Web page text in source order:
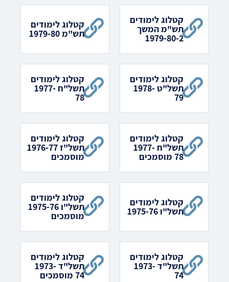
קטלוג לימודים
תש"מ המשך
1979-80-2
קטלוג לימודים
תש"מ 1979-80
קטלוג לימודים
תשל"ט 1978-
79
קטלוג לימודים
תשל"ח 1977-
78
קטלוג לימודים
תשל"ח 1977-
78 מוסמכים
קטלוג לימודים
תשל"ז 1976-77
מוסמכים
קטלוג לימודים
תשל"ו 1975-76
קטלוג לימודים
תשל"ו 1975-76
מוסמכים
קטלוג לימודים
תשל"ד 1973-
74
קטלוג לימודים
תשל"ד 1973-
74 מוסמכים